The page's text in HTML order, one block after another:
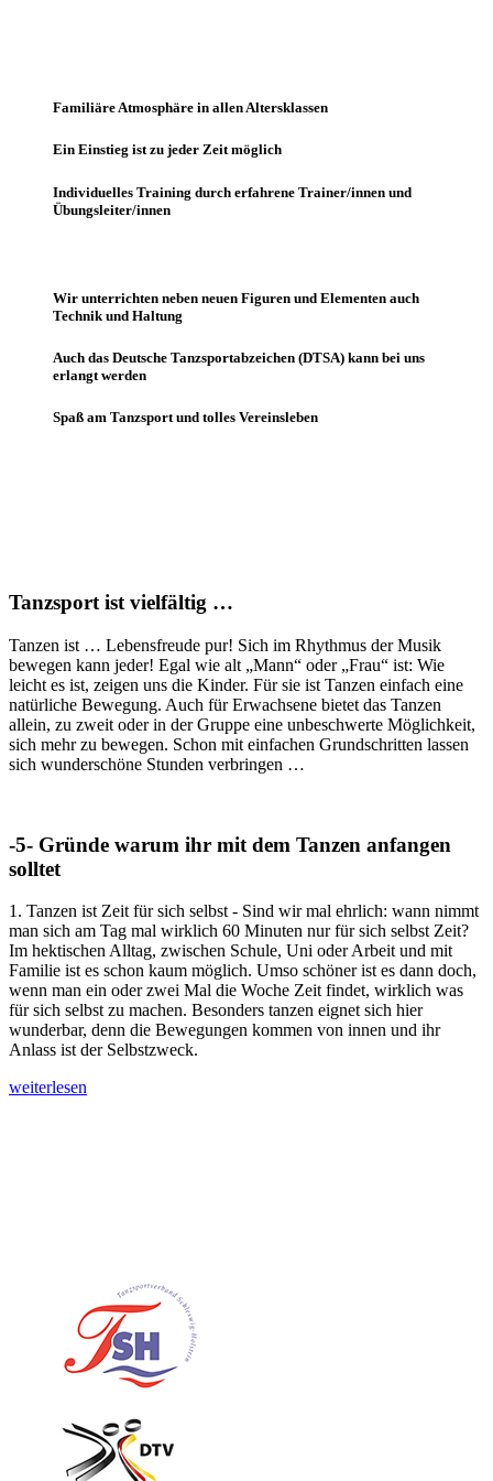
Familiäre Atmosphäre in allen Altersklassen
Ein Einstieg ist zu jeder Zeit möglich
Individuelles Training durch erfahrene Trainer/innen und
Übungsleiter/innen
Wir unterrichten neben neuen Figuren und Elementen auch
Technik und Haltung
Auch das Deutsche Tanzsportabzeichen (DTSA) kann bei uns
erlangt werden
Spaß am Tanzsport und tolles Vereinsleben
Tanzsport ist vielfältig …
Tanzen ist … Lebensfreude pur! Sich im Rhythmus der Musik
bewegen kann jeder! Egal wie alt „Mann“ oder „Frau“ ist: Wie
leicht es ist, zeigen uns die Kinder. Für sie ist Tanzen einfach eine
natürliche Bewegung. Auch für Erwachsene bietet das Tanzen
allein, zu zweit oder in der Gruppe eine unbeschwerte Möglichkeit,
sich mehr zu bewegen. Schon mit einfachen Grundschritten lassen
sich wunderschöne Stunden verbringen …
-5- Gründe warum ihr mit dem Tanzen anfangen
solltet
1. Tanzen ist Zeit für sich selbst - Sind wir mal ehrlich: wann nimmt
man sich am Tag mal wirklich 60 Minuten nur für sich selbst Zeit?
Im hektischen Alltag, zwischen Schule, Uni oder Arbeit und mit
Familie ist es schon kaum möglich. Umso schöner ist es dann doch,
wenn man ein oder zwei Mal die Woche Zeit findet, wirklich was
für sich selbst zu machen. Besonders tanzen eignet sich hier
wunderbar, denn die Bewegungen kommen von innen und ihr
Anlass ist der Selbstzweck.
weiterlesen